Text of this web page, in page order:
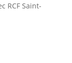
RCF Saint-